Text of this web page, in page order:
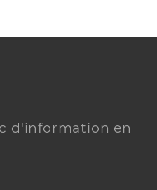
d'information en